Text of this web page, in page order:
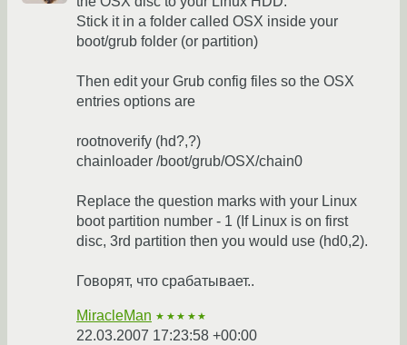
Stick it in a folder called OSX inside your
boot/grub folder (or partition)
Then edit your Grub config files so the OSX
entries options are
rootnoverify (hd?,?)
chainloader /boot/grub/OSX/chain0
Replace the question marks with your Linux
boot partition number - 1 (If Linux is on first
disc, 3rd partition then you would use (hd0,2).
Говорят, что срабатывает..
MiracleMan ★★★★★
22.03.2007 17:23:58 +00:00